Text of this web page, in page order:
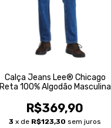
Calça Jeans Lee® Chicago
Reta 100% Algodão Masculina
R$369,90
3 x de R$123,30 sem juros